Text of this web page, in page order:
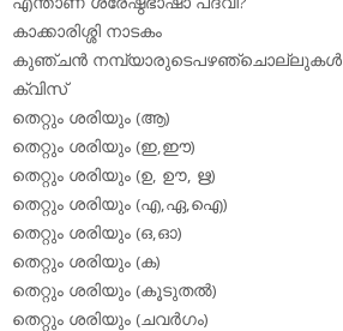
കാക്കാരിശ്ശി നാടകം
കുഞ്ചന്‍ നമ്പ്യാരുടെപഴഞ്ചൊല്ലുകള്‍
ക്വിസ്
തെറ്റും ശരിയും (ആ)
തെറ്റും ശരിയും (ഇ,ഈ)
തെറ്റും ശരിയും (ഉ, ഊ, ഋ)
തെറ്റും ശരിയും (എ,ഏ,ഐ)
തെറ്റും ശരിയും (ഒ,ഓ)
തെറ്റും ശരിയും (ക)
തെറ്റും ശരിയും (കൂടുതല്‍)
തെറ്റും ശരിയും (ചവര്‍ഗം)